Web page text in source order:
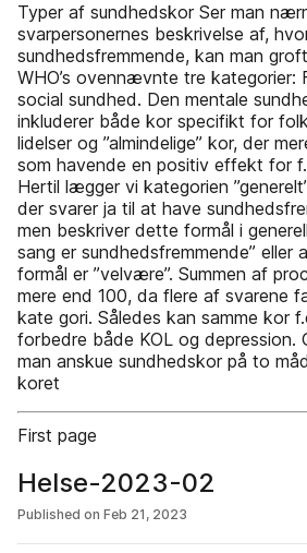
Typer af sundhedskor Ser man
svarpersonernes beskrivelse af,
sundhedsfremmende, kan man
WHO’s ovennævnte tre kategorier:
social sundhed. Den mentale
inkluderer både kor specifikt for
lidelser og ”almindelige” kor, der
som havende en positiv effekt for
Hertil lægger vi kategorien
der svarer ja til at have
men beskriver dette formål i
sang er sundhedsfremmende” eller
formål er ”velvære”. Summen af
mere end 100, da flere af svarene
kate­ gori. Således kan samme kor
forbedre både KOL og depression.
man anskue sundhedskor på to
koret
First page
Helse-2023-02
Published on Feb 21, 2023